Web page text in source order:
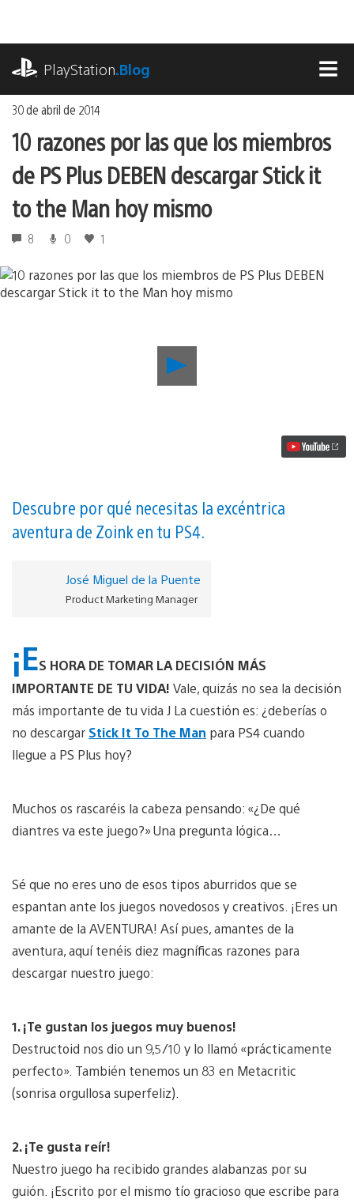
contenido
PlayStation.Blog
30 de abril de 2014
10 razones por las que los miembros
de PS Plus DEBEN descargar Stick it
to the Man hoy mismo
8 0 1
razones
Plus
DEBEN
descargar
to
the
Man
Descubre por qué necesitas la excéntrica
aventura de Zoink en tu PS4.
José Miguel de la Puente
Product Marketing Manager
¡ES HORA DE TOMAR LA DECISIÓN MÁS
IMPORTANTE DE TU VIDA! Vale, quizás no sea la decisión
más importante de tu vida J La cuestión es: ¿deberías o
no descargar Stick It To The Man para PS4 cuando
llegue a PS Plus hoy?
Muchos os rascaréis la cabeza pensando: «¿De qué
diantres va este juego?» Una pregunta lógica…
Sé que no eres uno de esos tipos aburridos que se
espantan ante los juegos novedosos y creativos. ¡Eres un
amante de la AVENTURA! Así pues, amantes de la
aventura, aquí tenéis diez magníficas razones para
descargar nuestro juego:
1. ¡Te gustan los juegos muy buenos!
Destructoid nos dio un 9,5/10 y lo llamó «prácticamente
perfecto». También tenemos un 83 en Metacritic
(sonrisa orgullosa superfeliz).
2. ¡Te gusta reír!
Nuestro juego ha recibido grandes alabanzas por su
guión. ¡Escrito por el mismo tío gracioso que escribe para